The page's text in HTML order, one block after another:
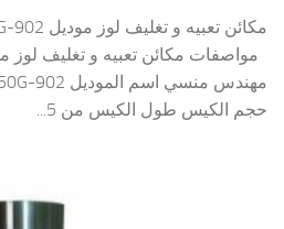
حجم الكيس طول الكيس من 5...